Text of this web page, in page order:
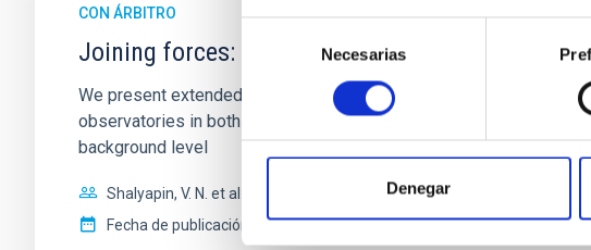
consentimiento
Necesarias
Denegar
CON ÁRBITRO
Joining forces: 30 years of optical monitoring of
We present extended optical monitoring of the quadruply-imaged
observatories in both hemispheres and using a new photometric
background level
Shalyapin, V. N. et al.
Fecha de publicación:
6 2026